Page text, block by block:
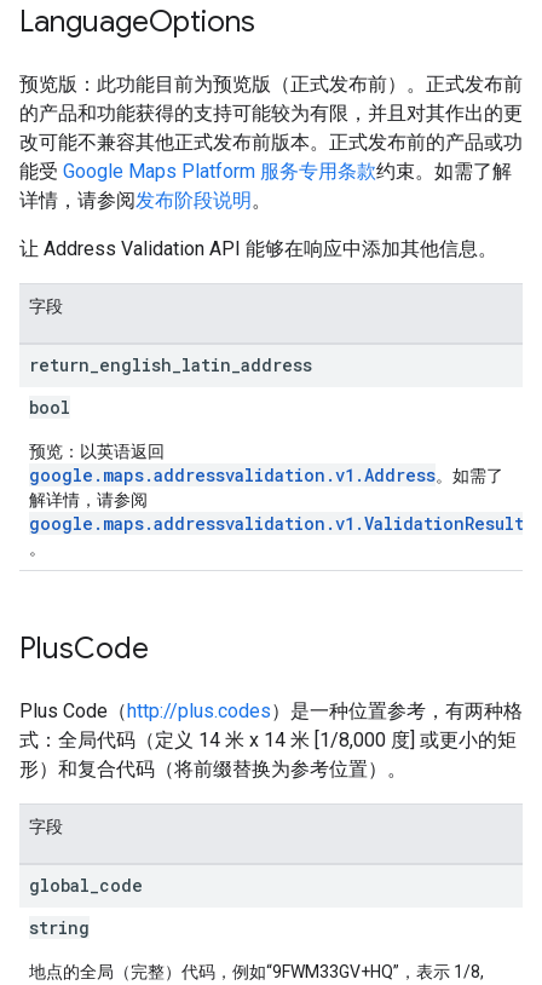
LanguageOptions
预览版：此功能目前为预览版（正式发布前）。正式发布前
的产品和功能获得的支持可能较为有限，并且对其作出的更
改可能不兼容其他正式发布前版本。正式发布前的产品或功
能受 Google Maps Platform 服务专用条款约束。如需了解
详情，请参阅发布阶段说明。
让 Address Validation API 能够在响应中添加其他信息。
字段
return english latin address
bool
预览：以英语返回
google.maps.addressvalidation.v1.Address。如需了
解详情，请参阅
。
PlusCode
Plus Code（http://plus.codes）是一种位置参考，有两种格
式：全局代码（定义 14 米 x 14 米 [1/8,000 度] 或更小的矩
形）和复合代码（将前缀替换为参考位置）。
字段
global code
string
地点的全局（完整）代码，例如“9FWM33GV+HQ”，表示 1/8,